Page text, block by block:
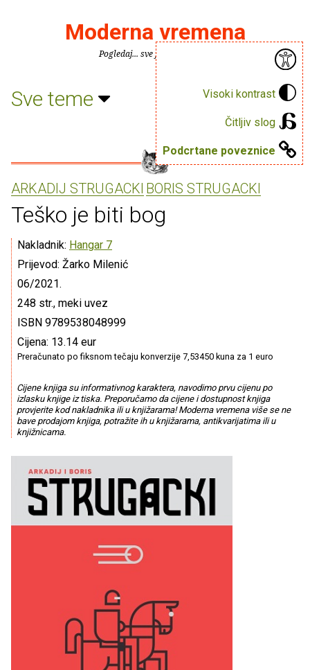
Visoki kontrast
Čitljiv slog
Podcrtane poveznice
Moderna vremena
Pogledaj... sve je puno knjiga.
Sve teme
ARKADIJ STRUGACKI BORIS STRUGACKI
Teško je biti bog
Nakladnik: Hangar 7
Prijevod: Žarko Milenić
06/2021.
248 str., meki uvez
ISBN 9789538048999
Cijena: 13.14 eur
Preračunato po fiksnom tečaju konverzije 7,53450 kuna za 1 euro
Cijene knjiga su informativnog karaktera, navodimo prvu cijenu po
izlasku knjige iz tiska. Preporučamo da cijene i dostupnost knjiga
provjerite kod nakladnika ili u knjižarama! Moderna vremena više se ne
bave prodajom knjiga, potražite ih u knjižarama, antikvarijatima ili u
knjižnicama.